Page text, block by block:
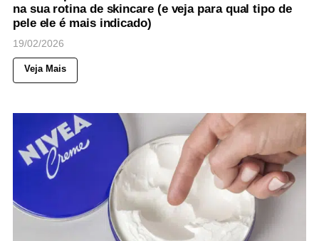
na sua rotina de skincare (e veja para qual tipo de
pele ele é mais indicado)
19/02/2026
Veja Mais